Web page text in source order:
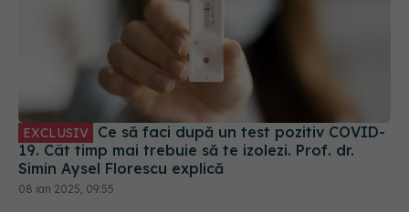
EXCLUSIV
19. Cât timp mai trebuie să te izolezi. Prof. dr.
Simin Aysel Florescu explică
08 ian 2025, 09:55